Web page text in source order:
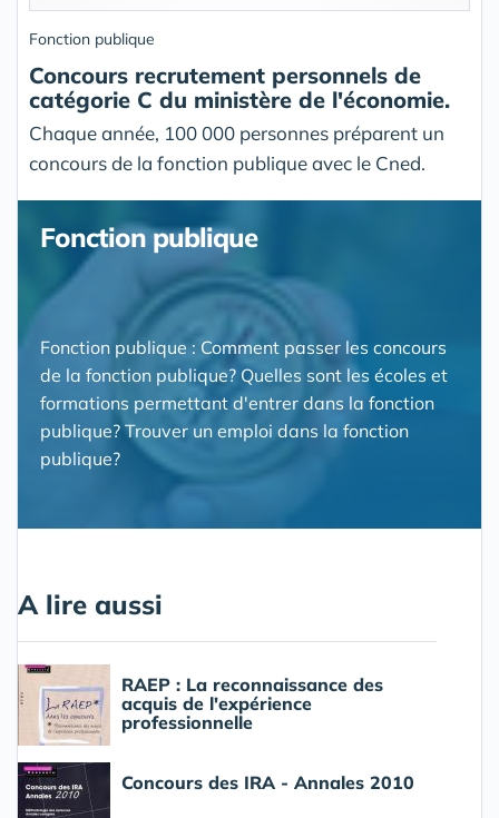
Fonction publique
Concours recrutement personnels de
catégorie C du ministère de l'économie.
Chaque année, 100 000 personnes préparent un
concours de la fonction publique avec le Cned.
Fonction publique
Fonction publique : Comment passer les concours
de la fonction publique? Quelles sont les écoles et
formations permettant d'entrer dans la fonction
publique? Trouver un emploi dans la fonction
publique?
A lire aussi
RAEP : La reconnaissance des
acquis de l'expérience
professionnelle
Concours des IRA - Annales 2010